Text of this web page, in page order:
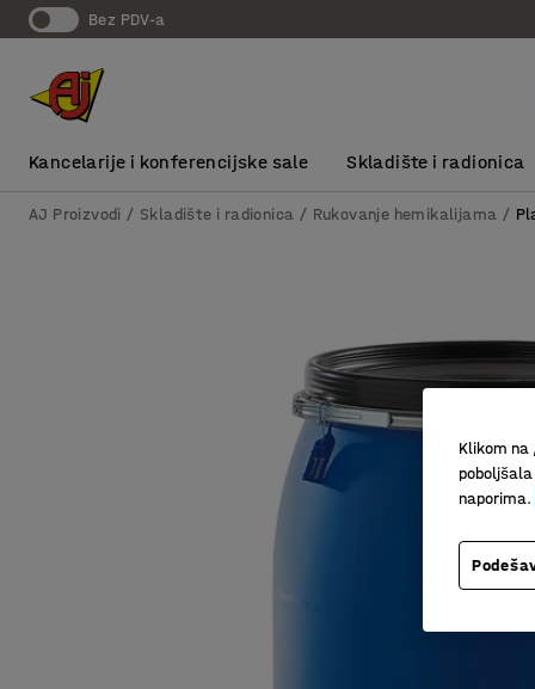
bez PDV-a
Kancelarije i konferencijske sale Skladište i radionica
AJ Proizvodi Skladište i radionica Rukovanje hemikalijama
Klikom na
naporima.